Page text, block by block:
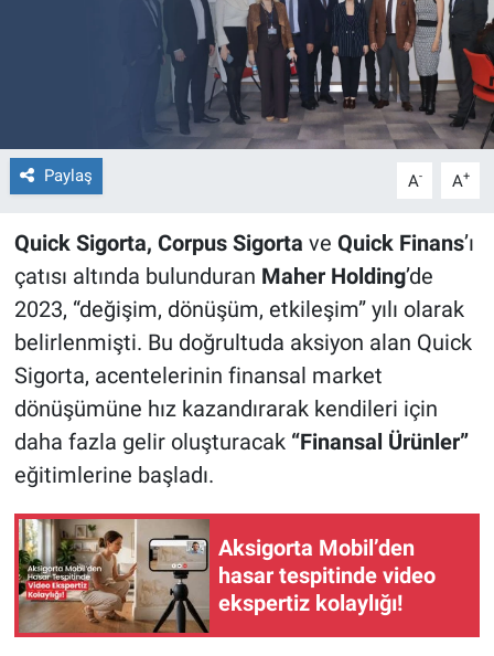
Paylaş A- A+
Quick Sigorta, Corpus Sigorta ve Quick Finans’ı
çatısı altında bulunduran Maher Holding’de
2023, “değişim, dönüşüm, etkileşim” yılı olarak
belirlenmişti. Bu doğrultuda aksiyon alan Quick
Sigorta, acentelerinin finansal market
dönüşümüne hız kazandırarak kendileri için
daha fazla gelir oluşturacak“Finansal Ürünler”
eğitimlerine başladı.
Aksigorta Mobil’den
hasar tespitinde video
ekspertiz kolaylığı!